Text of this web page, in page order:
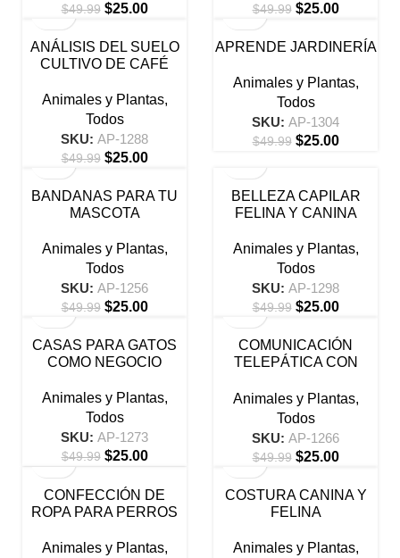
$49.99 $25.00 $49.99 $25.00
-50%
ANÁLISIS DEL SUELO
CULTIVO DE CAFÉ
Animales y Plantas,
Todos
SKU: AP-1288
$49.99 $25.00
-50%
APRENDE JARDINERÍA
Animales y Plantas,
Todos
SKU: AP-1304
$49.99 $25.00
-50%
BANDANAS PARA TU
MASCOTA
Animales y Plantas,
Todos
SKU: AP-1256
$49.99 $25.00
-50%
BELLEZA CAPILAR
FELINA Y CANINA
Animales y Plantas,
Todos
SKU: AP-1298
$49.99 $25.00
-50%
CASAS PARA GATOS
COMO NEGOCIO
Animales y Plantas,
Todos
SKU: AP-1273
$49.99 $25.00
-50%COMUNICACIÓN
TELEPÁTICA CON
Animales y Plantas,
Todos
SKU: AP-1266
$49.99 $25.00
-50%CONFECCIÓN DE
ROPA PARA PERROS
Animales y Plantas,
-50%
COSTURA CANINA Y
FELINA
Animales y Plantas,